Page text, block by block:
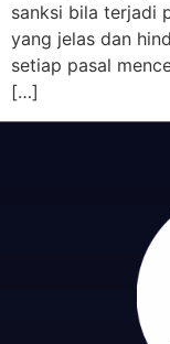
sanksi bila terjadi
yang jelas dan
setiap pasal
[…]